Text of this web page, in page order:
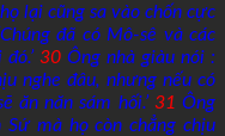
lại cũng sa vào chốn cực
đã có Mô-sê và các
30Ông nhà giàu nói :
nghe đâu, nhưng nếu có
ăn năn sám hối.’ 31 Ông
Sứ mà họ còn chẳng chịu